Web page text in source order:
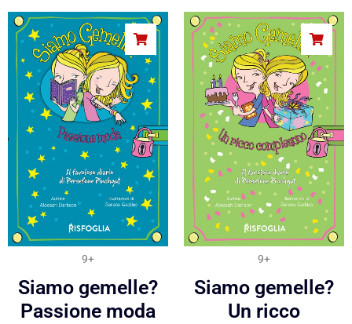
9+
Siamo gemelle?
Passione moda
9+
Siamo gemelle?
Un ricco